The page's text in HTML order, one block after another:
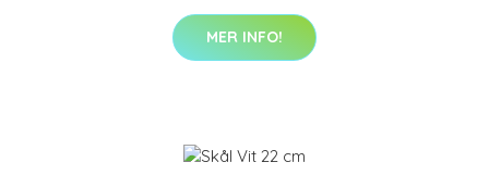
MER INFO!